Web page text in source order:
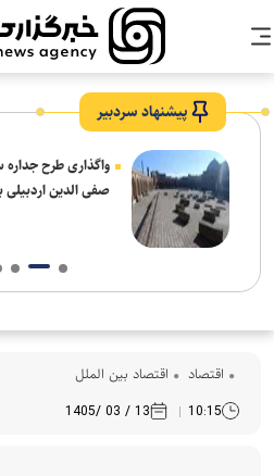
پیشنهاد سردبیر
واگذاری طرح
صفی الدین
اقتصاد اقتصاد بین الملل
10:15
13 / 03 /1405